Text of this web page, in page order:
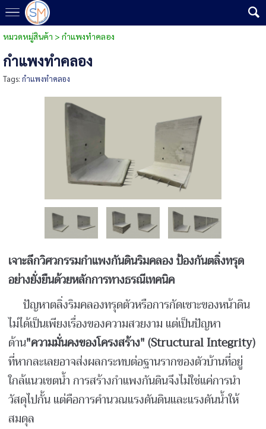
หมวดหมู่สินค้า > กำแพงทำคลอง
กำแพงทำคลอง
Tags: กำแพงทำคลอง
เจาะลึกวิศวกรรมกำแพงกันดินริมคลอง ป้องกันตลิ่งทรุด
อย่างยั่งยืนด้วยหลักการทางธรณีเทคนิค
ปัญหาตลิ่งริมคลองทรุดตัวหรือการกัดเซาะของหน้าดิน
ไม่ได้เป็นเพียงเรื่องของความสวยงาม แต่เป็นปัญหา
ด้าน"ความมั่นคงของโครงสร้าง" (Structural Integrity)
ที่หากละเลยอาจส่งผลกระทบต่อฐานรากของตัวบ้านที่อยู่
ใกล้แนวเขตน้ำ การสร้างกำแพงกันดินจึงไม่ใช่แค่การนำ
วัสดุไปกั้น แต่คือการคำนวณแรงดันดินและแรงดันน้ำให้
สมดุล